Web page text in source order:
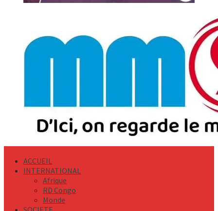
ACCUEIL
INTERNATIONAL
Afrique
RD Congo
Monde